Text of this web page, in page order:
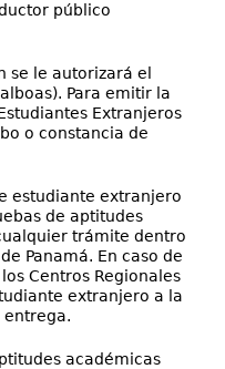
público
se le autorizará el
Para emitir la
Extranjeros
o constancia de
estudiante extranjero
de aptitudes
trámite dentro
Panamá. En caso de
Centros Regionales
extranjero a la
entrega.
académicas